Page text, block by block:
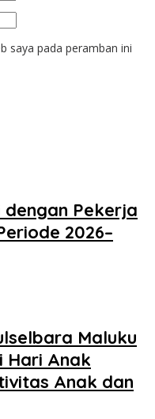
saya pada peramban ini
dengan Pekerja
2026–
Maluku
Hari Anak
Anak dan